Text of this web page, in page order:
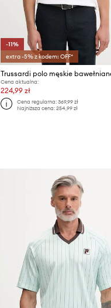
-11%
extra -5% z kodem: OFF*
Cena aktualna:
224,99 zł
Cena regularna: 369,99 zł
Najniższa cena: 254,99 zł